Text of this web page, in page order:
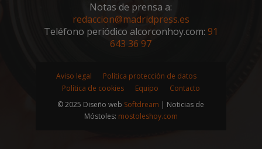
Notas de prensa a:
redaccion@madridpress.es
Teléfono periódico alcorconhoy.com: 91
643 36 97
Aviso legal
Política protección de datos
Política de cookies
Equipo
Contacto
© 2025 Diseño web Softdream | Noticias de
Móstoles: mostoleshoy.com
VISITOR_PRIVACY_METADATA
YouTube
.youtube.com